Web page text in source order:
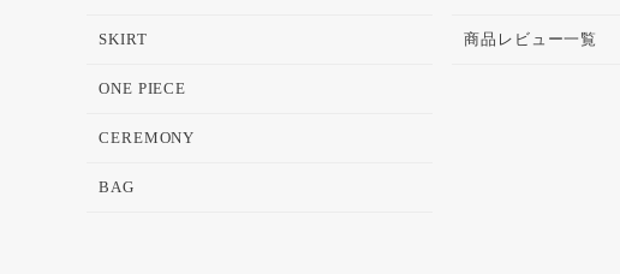
SKIRT
ONE PIECE
CEREMONY
BAG
商品レビュー一覧